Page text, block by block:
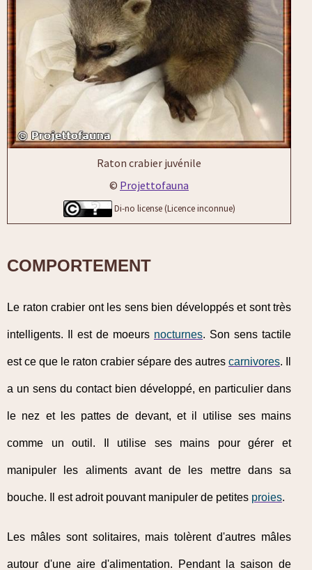
Raton crabier juvénile
© Projettofauna
Di-no license (Licence inconnue)
COMPORTEMENT
Le raton crabier ont les sens bien développés et sont très
intelligents. Il est de moeurs nocturnes. Son sens tactile
est ce que le raton crabier sépare des autres carnivores. Il
a un sens du contact bien développé, en particulier dans
le nez et les pattes de devant, et il utilise ses mains
comme un outil. Il utilise ses mains pour gérer et
manipuler les aliments avant de les mettre dans sa
bouche. Il est adroit pouvant manipuler de petites proies.
Les mâles sont solitaires, mais tolèrent d'autres mâles
autour d'une aire d'alimentation. Pendant la saison de